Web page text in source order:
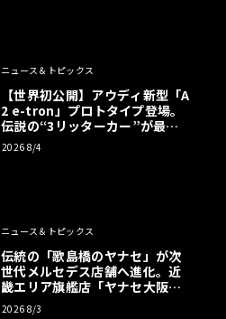
ニュース＆トピックス
【世界初公開】アウディ新型「A
2 e-tron」プロトタイプ登場。
伝説の“3リッターカー”が最高
効率エントリーBEVとして復活
【画像38枚】
2026 8/4
ニュース＆トピックス
伝統の「歌島橋のヤナセ」が次
世代メルセデス店舗へ進化。近
畿エリア旗艦店「ヤナセ大阪支
店」がリニューアル
2026 8/3